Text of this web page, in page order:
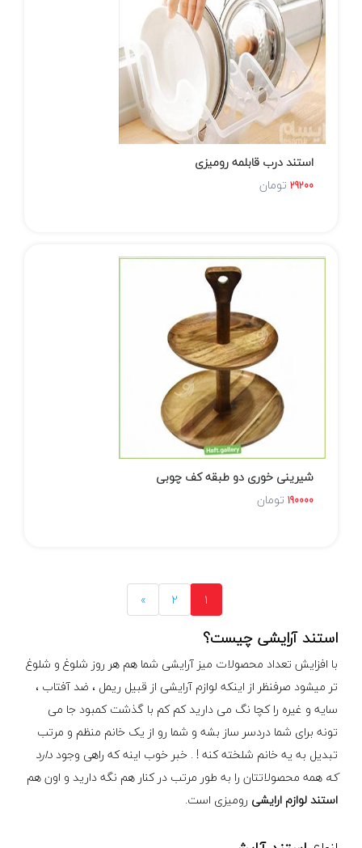
استند درب قابلمه رومیزی
29200 تومان
شیرینی خوری دو طبقه کف چوبی
190000 تومان
1
2
»
استند آرایشی چیست؟
با افزایش تعداد محصولات میز آرایشی شما هم هر روز شلوغ و شلوغ
تر میشود صرفنظر از اینکه لوازم آرایشی از قبیل ریمل ، ضد آفتاب ،
سایه و غیره را کچا نگ می دارید کم کم با گذشت کمبود جا می
تونه برای شما دردسر ساز بشه و شما رو از یک خانم منظم و مرتب
تبدیل به یه خانم شلخته کنه ! . خبر خوب اینه که راهی وجود دارد
که همه محصولاتتان را به طور مرتب در کنار هم نگه دارید و اون هم
استند لوازم ارایشی رومیزی است.